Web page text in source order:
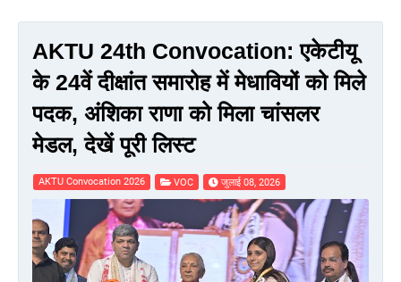
AKTU 24th Convocation: एकेटीयू
के 24वें दीक्षांत समारोह में मेधावियों को मिले
पदक, अंशिका राणा को मिला चांसलर
मेडल, देखें पूरी लिस्ट
AKTU Convocation 2026 VOC जुलाई 08, 2026